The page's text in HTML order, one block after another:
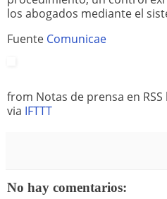
los abogados mediante el
Fuente Comunicae
from Notas de prensa en
via IFTTT
No hay comentarios: